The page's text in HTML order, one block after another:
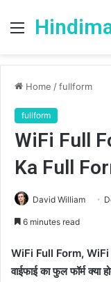
Menu
Home /fullform
fullform
WiFi Full
Ka Full
David William
6 minutes read
WiFi Full Form,
वाईफाई का फुल फॉर्म क्या